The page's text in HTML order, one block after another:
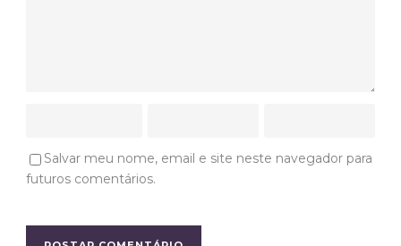
Salvar meu nome, email e site neste navegador para
futuros comentários.